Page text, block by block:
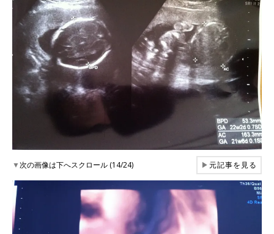
▼次の画像は下へスクロール (14/24) ▶元記事を見る